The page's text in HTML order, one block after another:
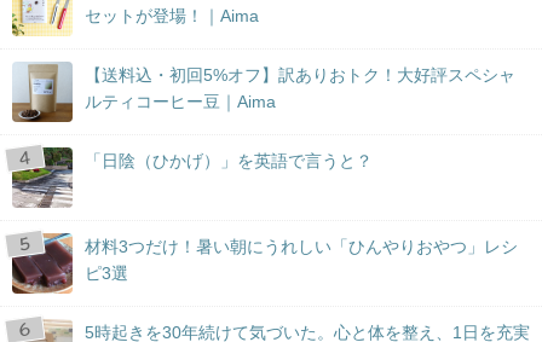
セットが登場！｜Aima
【送料込・初回5%オフ】訳ありおトク！大好評スペシャ
ルティコーヒー豆｜Aima
「日陰（ひかげ）」を英語で言うと？
材料3つだけ！暑い朝にうれしい「ひんやりおやつ」レシ
ピ3選
5時起きを30年続けて気づいた。心と体を整え、1日を充実